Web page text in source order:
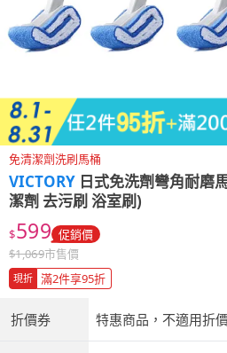
免清潔劑洗刷馬桶
VICTORY 日式免洗劑彎角耐磨
潔劑 去污刷 浴室刷)
$599 促銷價
$1,069市售價
現折 滿2件享95折
折價券 特惠商品，不適用折